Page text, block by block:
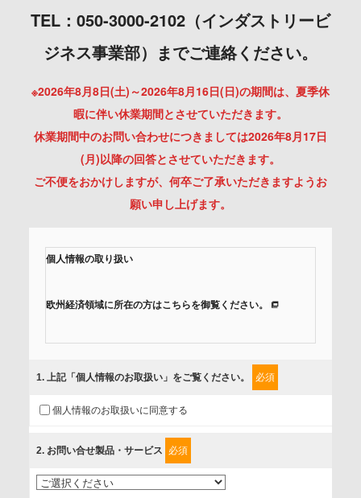
TEL：050-3000-2102（インダストリービ
ジネス事業部）までご連絡ください。
※2026年8月8日(土)～2026年8月16日(日)の期間は、夏季休
暇に伴い休業期間とさせていただきます。
休業期間中のお問い合わせにつきましては2026年8月17日
(月)以降の回答とさせていただきます。
ご不便をおかけしますが、何卒ご了承いただきますようお
願い申し上げます。
個人情報の取り扱い
欧州経済領域に所在の方はこちらを御覧ください。
組みを行っています。
に取扱い、これらで定める範囲内で、サービスの提供やご案
内等のために利用させていただいております。
情報を提供されるお客様（本人）に対して、情報の収集目
的、管理者、提供の有無、情報提供の任意性や権利について
1. 上記「個人情報のお取扱い」をご覧ください。 必須
個人情報のお取扱いに同意する
2. お問い合せ製品・サービス 必須